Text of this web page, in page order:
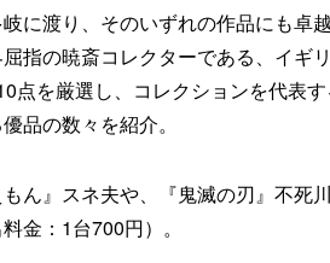
に渡り、そのいずれの作品にも卓
指の暁斎コレクターである、イギ
点を厳選し、コレクションを代表
品の数々を紹介。
ん』スネ夫や、『鬼滅の刃』不死
金：1台700円）。